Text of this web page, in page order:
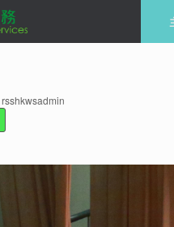
rsshkwsadmin